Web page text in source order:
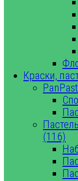
Краски,
(116)